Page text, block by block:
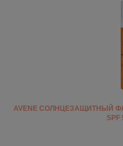
AVENE СОЛНЦЕЗАЩИТНЫЙ
SPF